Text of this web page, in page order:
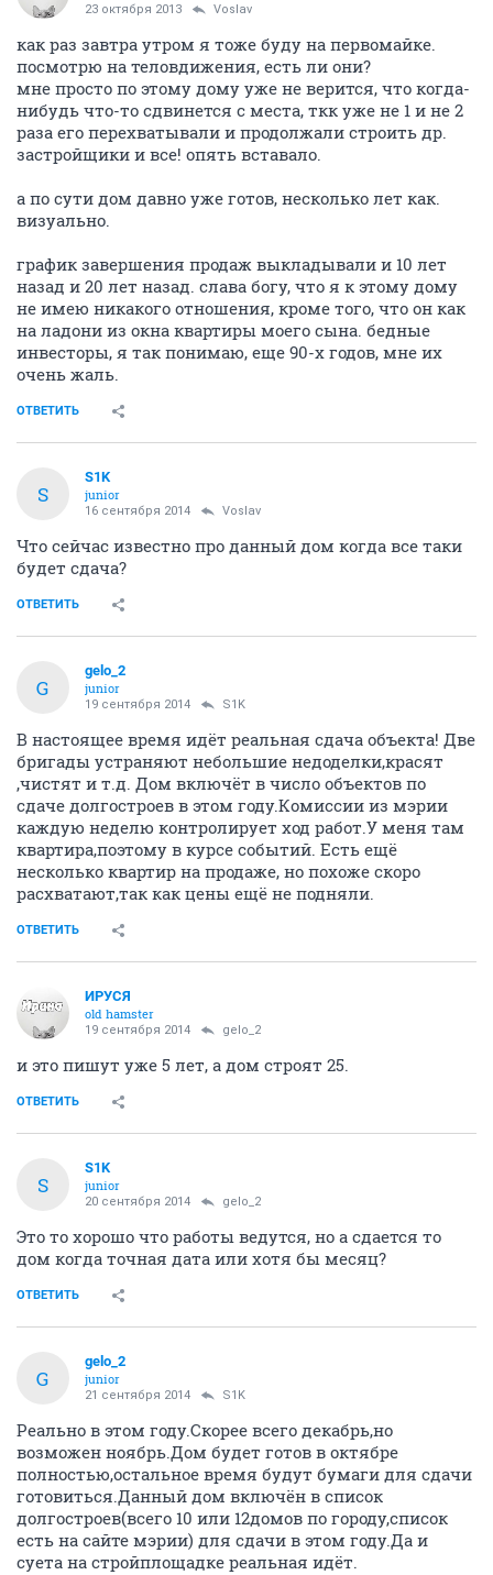
23 октября 2013 Voslav
как раз завтра утром я тоже буду на первомайке.
посмотрю на теловдижения, есть ли они?
мне просто по этому дому уже не верится, что когда-
нибудь что-то сдвинется с места, ткк уже не 1 и не 2
раза его перехватывали и продолжали строить др.
застройщики и все! опять вставало.
а по сути дом давно уже готов, несколько лет как.
визуально.
график завершения продаж выкладывали и 10 лет
назад и 20 лет назад. слава богу, что я к этому дому
не имею никакого отношения, кроме того, что он как
на ладони из окна квартиры моего сына. бедные
инвесторы, я так понимаю, еще 90-х годов, мне их
очень жаль.
ОТВЕТИТЬ
S
S1K
junior
16 сентября 2014 Voslav
Что сейчас известно про данный дом когда все таки
будет сдача?
ОТВЕТИТЬ
G
gelo_2
junior
19 сентября 2014 S1K
В настоящее время идёт реальная сдача объекта! Две
бригады устраняют небольшие недоделки,красят
,чистят и т.д. Дом включёт в число объектов по
сдаче долгостроев в этом году.Комиссии из мэрии
каждую неделю контролирует ход работ.У меня там
квартира,поэтому в курсе событий. Есть ещё
несколько квартир на продаже, но похоже скоро
расхватают,так как цены ещё не подняли.
ОТВЕТИТЬ
ИРУСЯ
old hamster
19 сентября 2014 gelo_2
и это пишут уже 5 лет, а дом строят 25.
ОТВЕТИТЬ
S
S1K
junior
20 сентября 2014 gelo_2
Это то хорошо что работы ведутся, но а сдается то
дом когда точная дата или хотя бы месяц?
ОТВЕТИТЬ
G
gelo_2
junior
21 сентября 2014 S1K
Реально в этом году.Скорее всего декабрь,но
возможен ноябрь.Дом будет готов в октябре
полностью,остальное время будут бумаги для сдачи
готовиться.Данный дом включён в список
долгостроев(всего 10 или 12домов по городу,список
есть на сайте мэрии) для сдачи в этом году.Да и
суета на стройплощадке реальная идёт.